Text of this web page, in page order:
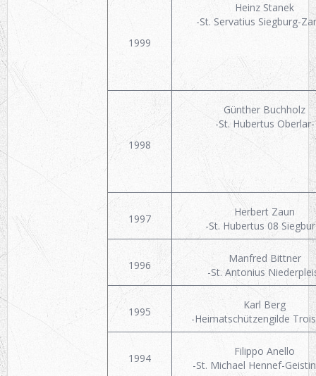
1999
Heinz Stanek
-St. Servatius Siegburg-
1998
Günther Buchholz
-St. Hubertus Oberlar-
1997
Herbert Zaun
-St. Hubertus 08
1996
Manfred Bittner
-St. Antonius
1995
Karl Berg
-Heimatschützengilde
1994
Filippo Anello
-St. Michael Hennef-